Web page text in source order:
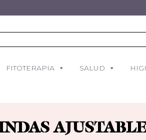
FITOTERAPIA SALUD